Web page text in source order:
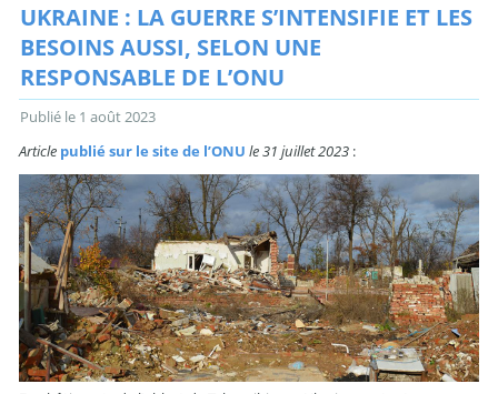
UKRAINE : LA GUERRE S’INTENSIFIE ET LES
BESOINS AUSSI, SELON UNE
RESPONSABLE DE L’ONU
Publié le 1 août 2023
Article publié sur le site de l’ONU le 31 juillet 2023 :